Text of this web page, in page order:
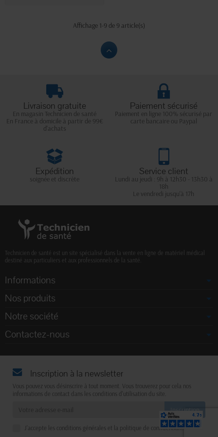
Affichage 1-9 de 9 article(s)
Livraison gratuite
En magasin Technicien de santé
En France à domicile à partir de 99€
d'achats
Paiement sécurisé
Paiement en ligne 100% sécurisé par
carte bancaire ou Paypal
Expédition
soignée et discrète
Service client
Lundi au jeudi : 9h à 12h30 - 13h30 à
18h
Le vendredi jusqu'à 17h
Technicien de santé est un site spécialisé dans la vente en ligne de matériel médical
destiné aux particuliers et aux professionnels de la santé.
Informations
Nos produits
Notre société
Contactez-nous
Inscription à la newsletter
Vous pouvez vous désinscrire à tout moment. Vous trouverez pour cela nos
informations de contact dans les conditions d'utilisation du site.
J'accepte les conditions générales et la politique de confidentialité